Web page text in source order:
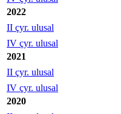
2022
II çyr. ulusal
IV çyr. ulusal
2021
II çyr. ulusal
IV çyr. ulusal
2020